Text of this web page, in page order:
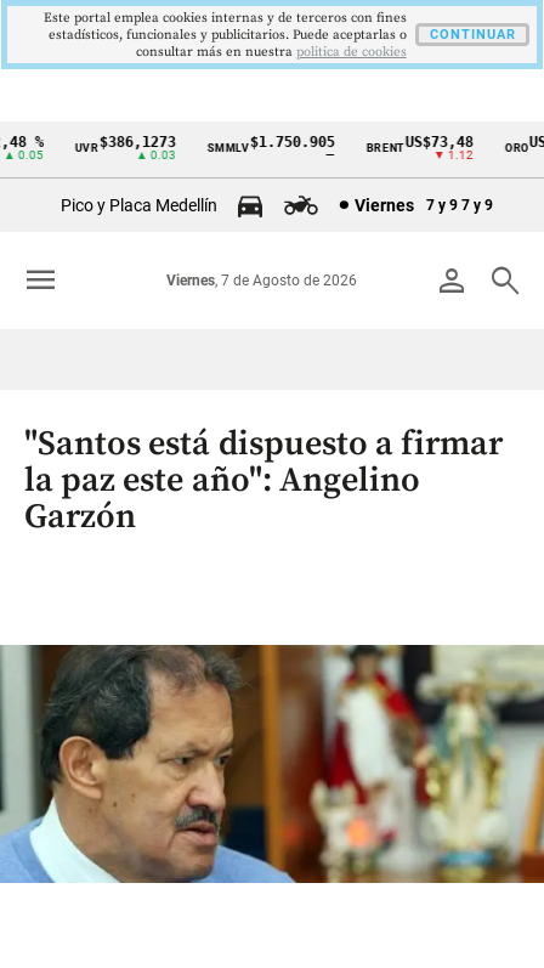
Cintillo
Colombia
% UVR$386,1273
▲ 0.03
SMMLV$1.750.905 BRENTUS$73,48
▼ 1.12
ORO
Pico y Placa Medellín Viernes 7 y 9 7 y 9
person search
Viernes, 7 de Agosto de 2026
menu
"Santos está dispuesto a firmar
la paz este año": Angelino
Garzón
Este portal emplea cookies internas y de terceros con fines
estadísticos, funcionales y publicitarios. Puede aceptarlas o
consultar más en nuestra politica de cookies
CONTINUAR